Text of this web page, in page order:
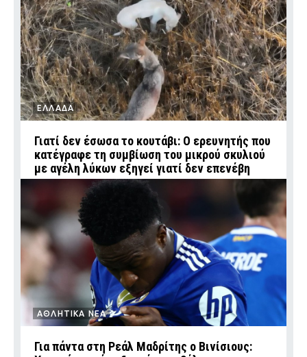
ΕΛΛΑΔΑ
Γιατί δεν έσωσα το κουτάβι: Ο ερευνητής που
κατέγραφε τη συμβίωση του μικρού σκυλιού
με αγέλη λύκων εξηγεί γιατί δεν επενέβη
ΑΘΛΗΤΙΚΑ ΝΕΑ
Για πάντα στη Ρεάλ Μαδρίτης ο Βινίσιους: